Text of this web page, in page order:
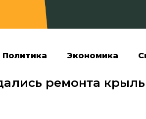
Политика Экономика
ремонта